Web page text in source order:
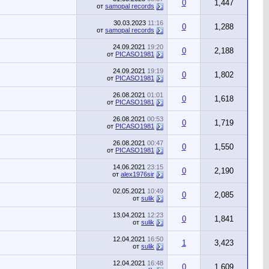
от samopal records 0 1,447
30.03.2023 11:16
от samopal records 0 1,288
24.09.2021 19:20
от PICASO1981 0 2,188
24.09.2021 19:19
от PICASO1981 0 1,802
26.08.2021 01:01
от PICASO1981 0 1,618
26.08.2021 00:53
от PICASO1981 0 1,719
26.08.2021 00:47
от PICASO1981 0 1,550
14.06.2021 23:15
от alex1976sir 0 2,190
02.05.2021 10:49
от sulik 0 2,085
13.04.2021 12:23
от sulik 0 1,841
12.04.2021 16:50
от sulik 1 3,423
12.04.2021 16:48
0 1,609